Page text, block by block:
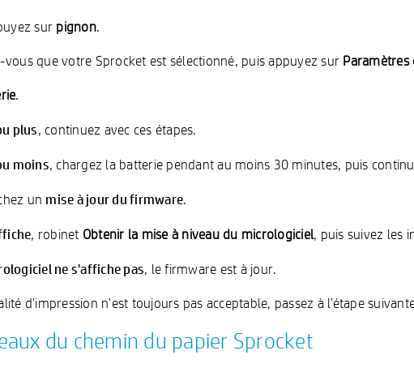
surpignon.
vous que votre Sprocket est sélectionné, puis appuyez sur
.
plus, continuez avec ces étapes.
moins, chargez la batterie pendant au moins 30 minutes, puis
un mise à jour du firmware.
, robinet Obtenir la mise à niveau du micrologiciel, puis suivez les
ne s'affiche pas, le firmware est à jour.
d'impression n'est toujours pas acceptable, passez à l'étape
du chemin du papier Sprocket